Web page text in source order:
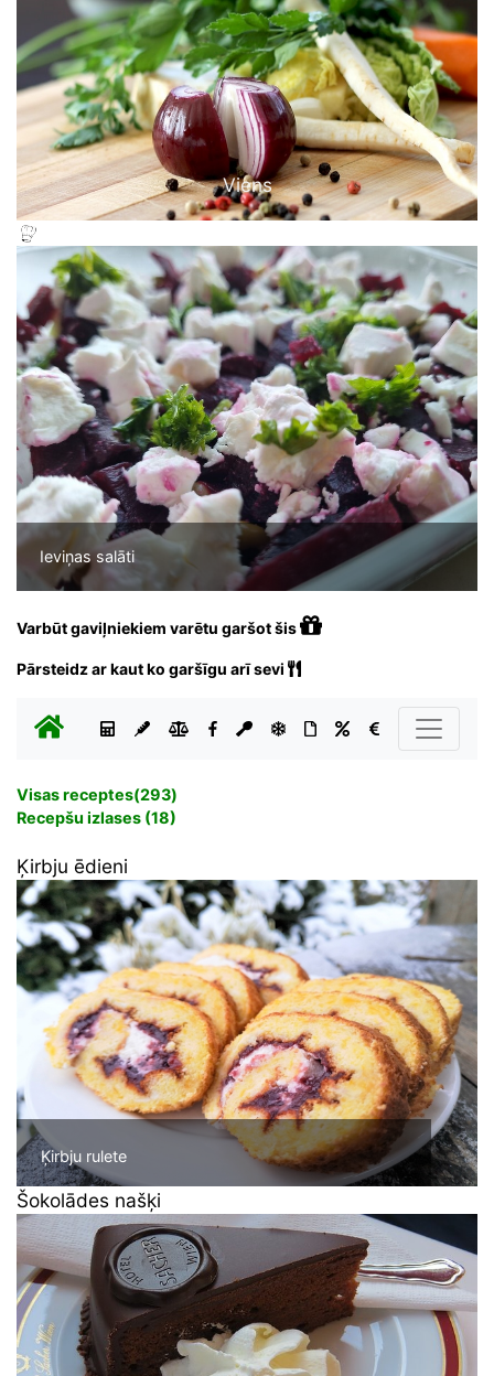
Viens
Ieviņas salāti
Varbūt gaviļniekiem varētu garšot šis
Pārsteidz ar kaut ko garšīgu arī sevi
Visas receptes(293)
Recepšu izlases (18)
Ķirbju ēdieni
Ķirbju rulete
Šokolādes našķi